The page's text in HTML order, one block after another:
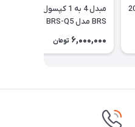
تقویت شده 20
مبدل 4 به 1 کپسول استوانه‌ای
BRS مدل BRS-Q5
6,000,000 تومان